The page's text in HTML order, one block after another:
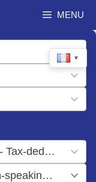
MENU
▼
Missions avec réduction fiscale - Tax-deductible missions
Missions francophones - French-speaking missions